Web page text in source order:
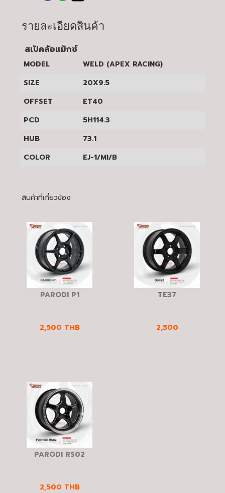
รายละเอียดสินค้า
สเป็คล้อแม็กซ์
MODEL
WELD (APEX RACING)
SIZE
20X9.5
OFFSET
ET40
PCD
5H114.3
HUB
73.1
COLOR
EJ-1/MI/B
สินค้าที่เกี่ยวข้อง
PARODI P1
2,500 THB
TE37
2,500
PARODI RS02
2,500 THB